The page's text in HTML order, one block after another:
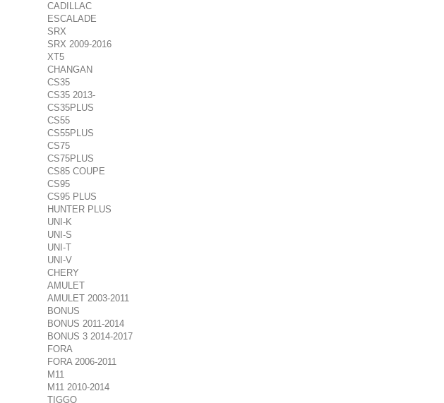
CADILLAC
ESCALADE
SRX
SRX 2009-2016
XT5
CHANGAN
CS35
CS35 2013-
CS35PLUS
CS55
CS55PLUS
CS75
CS75PLUS
CS85 COUPE
CS95
CS95 PLUS
HUNTER PLUS
UNI-K
UNI-S
UNI-T
UNI-V
CHERY
AMULET
AMULET 2003-2011
BONUS
BONUS 2011-2014
BONUS 3 2014-2017
FORA
FORA 2006-2011
M11
M11 2010-2014
TIGGO